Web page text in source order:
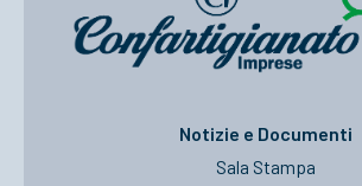
Notizie e Documenti
Sala Stampa